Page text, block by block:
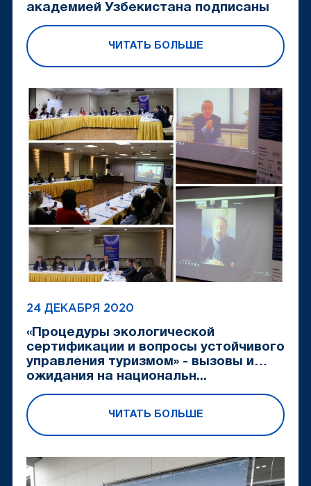
академией Узбекистана подписаны
ЧИТАТЬ БОЛЬШЕ
24 ДЕКАБРЯ 2020
«Процедуры экологической
сертификации и вопросы устойчивого
управления туризмом» - вызовы и
ожидания на национальн...
ЧИТАТЬ БОЛЬШЕ